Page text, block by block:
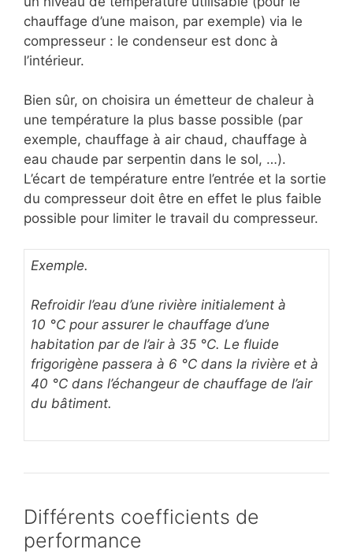
chauffage d’une maison, par exemple) via le
compresseur : le condenseur est donc à
l’intérieur.
Bien sûr, on choisira un émetteur de chaleur à
une température la plus basse possible (par
exemple, chauffage à air chaud, chauffage à
eau chaude par serpentin dans le sol, …).
L’écart de température entre l’entrée et la sortie
du compresseur doit être en effet le plus faible
possible pour limiter le travail du compresseur.
Exemple.
Refroidir l’eau d’une rivière initialement à
10 °C pour assurer le chauffage d’une
habitation par de l’air à 35 °C. Le fluide
frigorigène passera à 6 °C dans la rivière et à
40 °C dans l’échangeur de chauffage de l’air
du bâtiment.
Différents coefficients de
performance